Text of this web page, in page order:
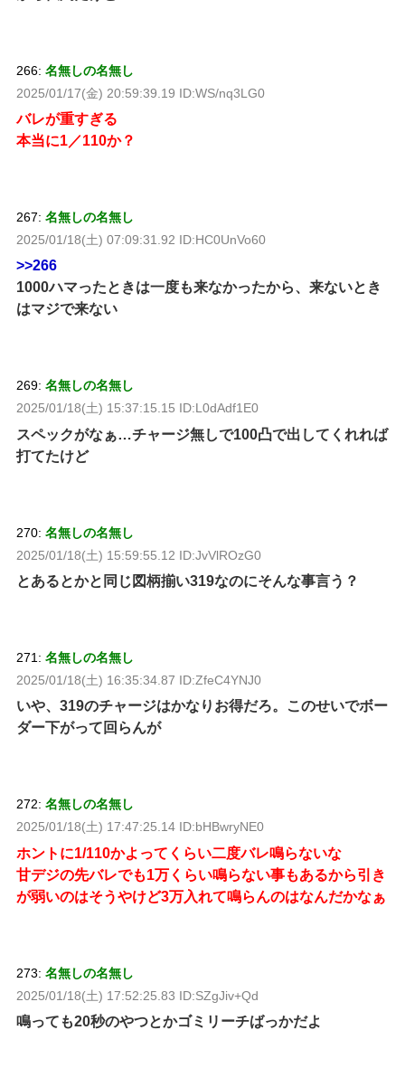
266: 名無しの名無し
2025/01/17(金) 20:59:39.19 ID:WS/nq3LG0
バレが重すぎる
本当に1／110か？
267: 名無しの名無し
2025/01/18(土) 07:09:31.92 ID:HC0UnVo60
>>266
1000ハマったときは一度も来なかったから、来ないとき
はマジで来ない
269: 名無しの名無し
2025/01/18(土) 15:37:15.15 ID:L0dAdf1E0
スペックがなぁ…チャージ無しで100凸で出してくれれば
打てたけど
270: 名無しの名無し
2025/01/18(土) 15:59:55.12 ID:JvVlROzG0
とあるとかと同じ図柄揃い319なのにそんな事言う？
271: 名無しの名無し
2025/01/18(土) 16:35:34.87 ID:ZfeC4YNJ0
いや、319のチャージはかなりお得だろ。このせいでボー
ダー下がって回らんが
272: 名無しの名無し
2025/01/18(土) 17:47:25.14 ID:bHBwryNE0
ホントに1/110かよってくらい二度バレ鳴らないな
甘デジの先バレでも1万くらい鳴らない事もあるから引き
が弱いのはそうやけど3万入れて鳴らんのはなんだかなぁ
273: 名無しの名無し
2025/01/18(土) 17:52:25.83 ID:SZgJiv+Qd
鳴っても20秒のやつとかゴミリーチばっかだよ